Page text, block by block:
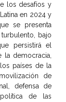
los desafíos y
en 2024 y
se presenta
bajo
persistirá el
democracia,
países de la
de
defensa de
de las